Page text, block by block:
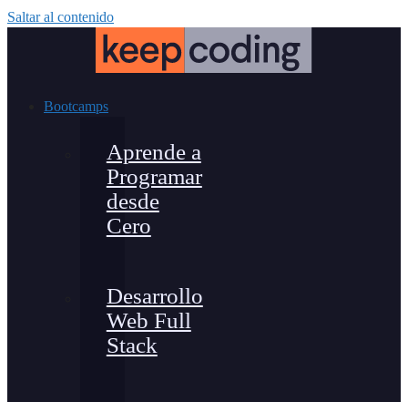
Saltar al contenido
Bootcamps
Aprende a
Programar
desde
Cero
Desarrollo
Web Full
Stack